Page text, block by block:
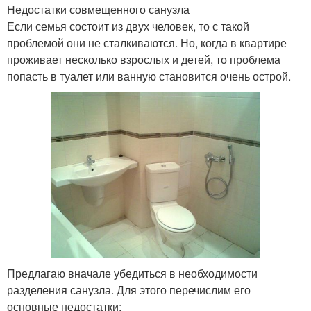
Недостатки совмещенного санузла
Если семья состоит из двух человек, то с такой
проблемой они не сталкиваются. Но, когда в квартире
проживает несколько взрослых и детей, то проблема
попасть в туалет или ванную становится очень острой.
Предлагаю вначале убедиться в необходимости
разделения санузла. Для этого перечислим его
основные недостатки: